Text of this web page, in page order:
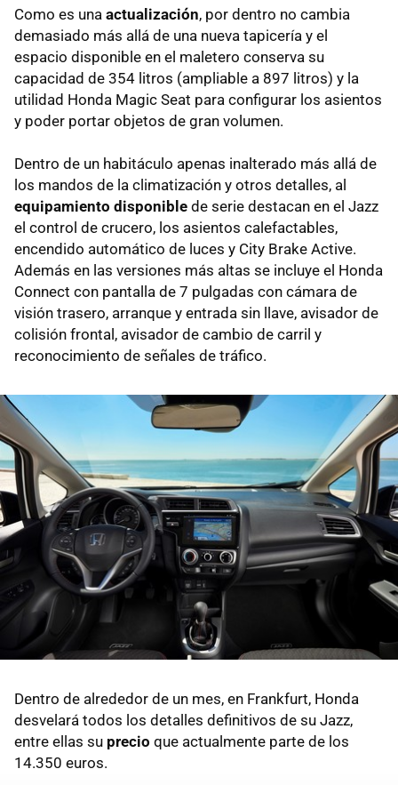
Como es una actualización, por dentro no cambia
demasiado más allá de una nueva tapicería y el
espacio disponible en el maletero conserva su
capacidad de 354 litros (ampliable a 897 litros) y la
utilidad Honda Magic Seat para configurar los asientos
y poder portar objetos de gran volumen.
Dentro de un habitáculo apenas inalterado más allá de
los mandos de la climatización y otros detalles, al
equipamiento disponible de serie destacan en el Jazz
el control de crucero, los asientos calefactables,
encendido automático de luces y City Brake Active.
Además en las versiones más altas se incluye el Honda
Connect con pantalla de 7 pulgadas con cámara de
visión trasero, arranque y entrada sin llave, avisador de
colisión frontal, avisador de cambio de carril y
reconocimiento de señales de tráfico.
Dentro de alrededor de un mes, en Frankfurt, Honda
desvelará todos los detalles definitivos de su Jazz,
entre ellas su precio que actualmente parte de los
14.350 euros.